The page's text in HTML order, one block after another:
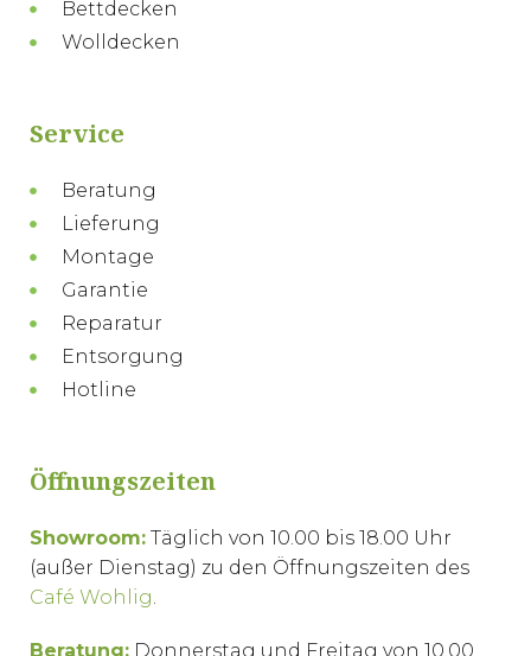
Bettdecken
Wolldecken
Service
Beratung
Lieferung
Montage
Garantie
Reparatur
Entsorgung
Hotline
Öffnungszeiten
Showroom: Täglich von 10.00 bis 18.00 Uhr
(außer Dienstag) zu den Öffnungszeiten des
Café Wohlig.
Beratung: Donnerstag und Freitag von 10.00